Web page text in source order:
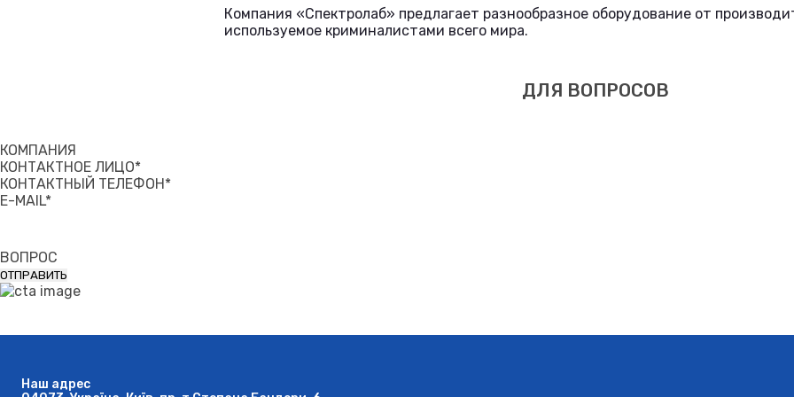
Компания «Спектролаб» предлагает разнообразное оборудование от
используемое криминалистами всего мира.
ДЛЯ ВОПРОСОВ
КОМПАНИЯ
КОНТАКТНОЕ ЛИЦО*
КОНТАКТНЫЙ ТЕЛЕФОН*
E-MAIL*
ВОПРОС
Наш адрес